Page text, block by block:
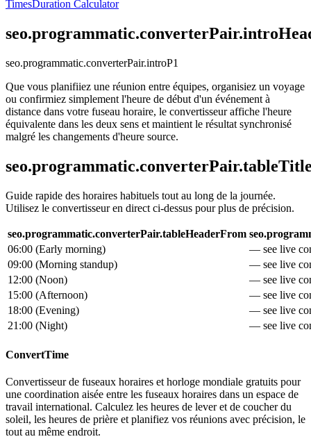
TimesDuration Calculator
seo.programmatic.converterPair.introP1
Que vous planifiiez une réunion entre équipes, organisiez un voyage
ou confirmiez simplement l'heure de début d'un événement à
distance dans votre fuseau horaire, le convertisseur affiche l'heure
équivalente dans les deux sens et maintient le résultat synchronisé
malgré les changements d'heure source.
Guide rapide des horaires habituels tout au long de la journée.
Utilisez le convertisseur en direct ci-dessus pour plus de précision.
seo.programmatic.converterPair.tableHeaderFrom
06:00 (Early morning)
— see live
09:00 (Morning standup)
— see live
12:00 (Noon)
— see live
15:00 (Afternoon)
— see live
18:00 (Evening)
— see live
21:00 (Night) — see live
ConvertTime
Convertisseur de fuseaux horaires et horloge mondiale gratuits pour
une coordination aisée entre les fuseaux horaires dans un espace de
travail international. Calculez les heures de lever et de coucher du
soleil, les heures de prière et planifiez vos réunions avec précision, le
tout au même endroit.